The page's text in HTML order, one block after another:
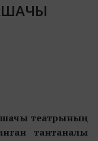
театрының
тантаналы